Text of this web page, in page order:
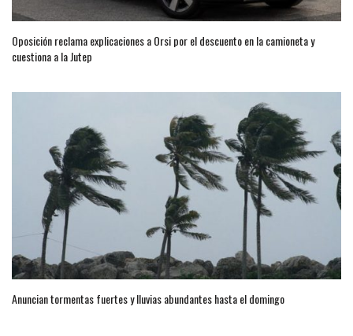
Oposición reclama explicaciones a Orsi por el descuento en la camioneta y
cuestiona a la Jutep
Anuncian tormentas fuertes y lluvias abundantes hasta el domingo